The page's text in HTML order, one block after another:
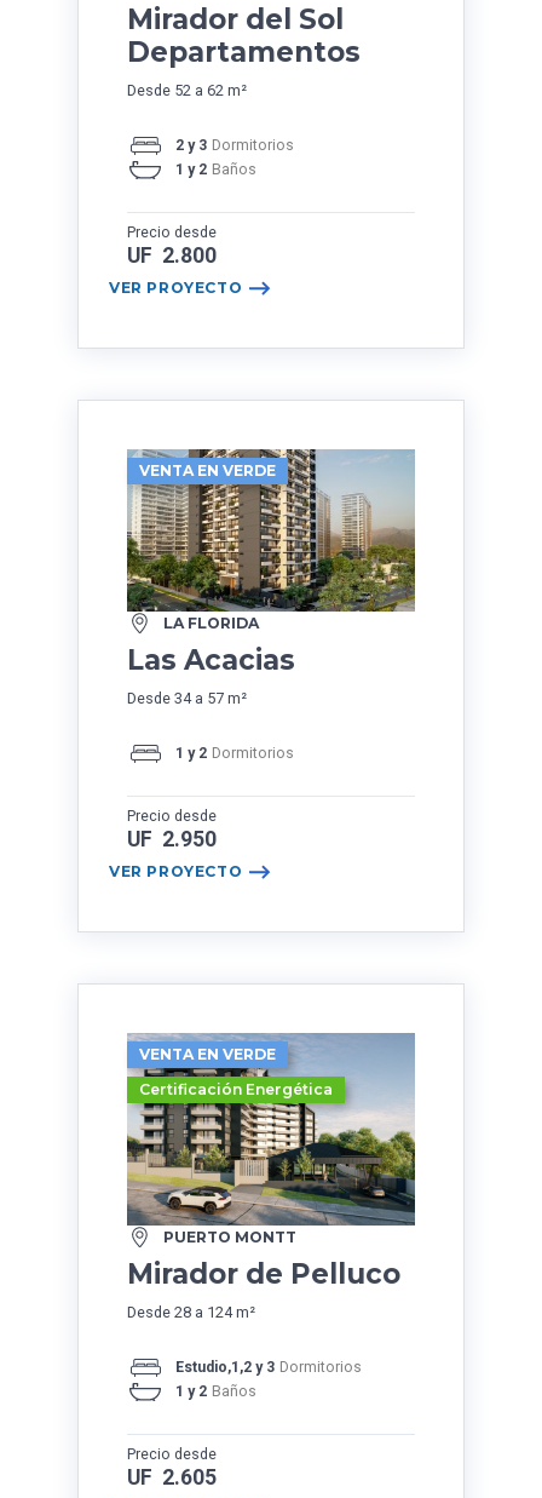
Mirador del Sol
Departamentos
Desde 52 a 62 m²
2 y 3 Dormitorios
1 y 2 Baños
Precio desde
UF 2.800
VER PROYECTO
VENTA EN VERDE
LA FLORIDA
Las Acacias
Desde 34 a 57 m²
1 y 2 Dormitorios
Precio desde
UF 2.950
VER PROYECTO
VENTA EN VERDE
Certificación Energética
PUERTO MONTT
Mirador de Pelluco
Desde 28 a 124 m²
Estudio,1,2 y 3 Dormitorios
1 y 2 Baños
Precio desde
UF 2.605